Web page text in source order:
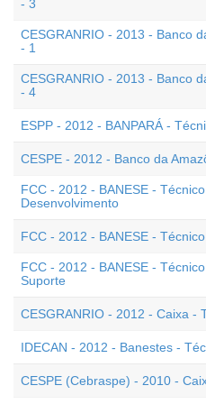
- 3
CESGRANRIO - 2013 - Banco
- 1
CESGRANRIO - 2013 - Banco
- 4
ESPP - 2012 - BANPARÁ -
CESPE - 2012 - Banco da
FCC - 2012 - BANESE -
Desenvolvimento
FCC - 2012 - BANESE -
FCC - 2012 - BANESE -
Suporte
CESGRANRIO - 2012 - Caixa -
IDECAN - 2012 - Banestes -
CESPE (Cebraspe) - 2010 -